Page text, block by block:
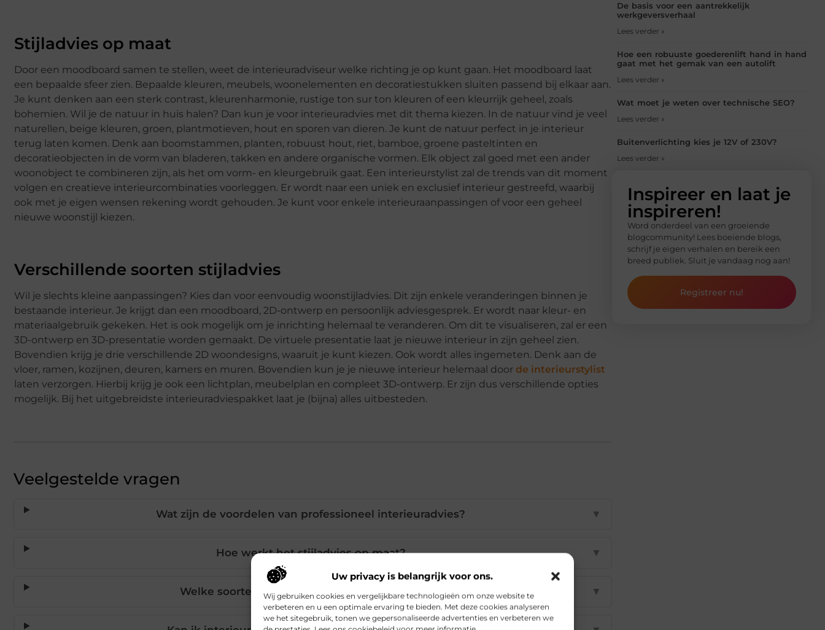
Uw privacy is belangrijk voor ons.
Wij gebruiken cookies en vergelijkbare technologieën om onze website te
verbeteren en u een optimale ervaring te bieden. Met deze cookies analyseren
we het sitegebruik, tonen we gepersonaliseerde advertenties en verbeteren we
Stijladvies op maat
Door een moodboard samen te stellen, weet de interieuradviseur welke richting je op kunt gaan. Het moodboard laat
een bepaalde sfeer zien. Bepaalde kleuren, meubels, woonelementen en decoratiestukken sluiten passend bij elkaar aan.
Je kunt denken aan een sterk contrast, kleurenharmonie, rustige ton sur ton kleuren of een kleurrijk geheel, zoals
bohemien. Wil je de natuur in huis halen? Dan kun je voor interieuradvies met dit thema kiezen. In de natuur vind je veel
naturellen, beige kleuren, groen, plantmotieven, hout en sporen van dieren. Je kunt de natuur perfect in je interieur
terug laten komen. Denk aan boomstammen, planten, robuust hout, riet, bamboe, groene pasteltinten en
decoratieobjecten in de vorm van bladeren, takken en andere organische vormen. Elk object zal goed met een ander
woonobject te combineren zijn, als het om vorm- en kleurgebruik gaat. Een interieurstylist zal de trends van dit moment
volgen en creatieve interieurcombinaties voorleggen. Er wordt naar een uniek en exclusief interieur gestreefd, waarbij
ook met je eigen wensen rekening wordt gehouden. Je kunt voor enkele interieuraanpassingen of voor een geheel
nieuwe woonstijl kiezen.
Verschillende soorten stijladvies
Wil je slechts kleine aanpassingen? Kies dan voor eenvoudig woonstijladvies. Dit zijn enkele veranderingen binnen je
bestaande interieur. Je krijgt dan een moodboard, 2D-ontwerp en persoonlijk adviesgesprek. Er wordt naar kleur- en
materiaalgebruik gekeken. Het is ook mogelijk om je inrichting helemaal te veranderen. Om dit te visualiseren, zal er een
3D-ontwerp en 3D-presentatie worden gemaakt. De virtuele presentatie laat je nieuwe interieur in zijn geheel zien.
Bovendien krijg je drie verschillende 2D woondesigns, waaruit je kunt kiezen. Ook wordt alles ingemeten. Denk aan de
vloer, ramen, kozijnen, deuren, kamers en muren. Bovendien kun je je nieuwe interieur helemaal door de interieurstylist
laten verzorgen. Hierbij krijg je ook een lichtplan, meubelplan en compleet 3D-ontwerp. Er zijn dus verschillende opties
mogelijk. Bij het uitgebreidste interieuradviespakket laat je (bijna) alles uitbesteden.
Veelgestelde vragen
Wat zijn de voordelen van professioneel interieuradvies? ▼
Hoe werkt het stijladvies op maat? ▼
Welke soorten interieuradvies zijn beschikbaar? ▼
De basis voor een aantrekkelijk
werkgeversverhaal
Lees verder »
Hoe een robuuste goederenlift hand in hand
gaat met het gemak van een autolift
Lees verder »
Wat moet je weten over technische SEO?
Lees verder »
Buitenverlichting kies je 12V of 230V?
Lees verder »
Inspireer en laat je
inspireren!
Word onderdeel van een groeiende
blogcommunity! Lees boeiende blogs,
schrijf je eigen verhalen en bereik een
breed publiek. Sluit je vandaag nog aan!
Registreer nu!